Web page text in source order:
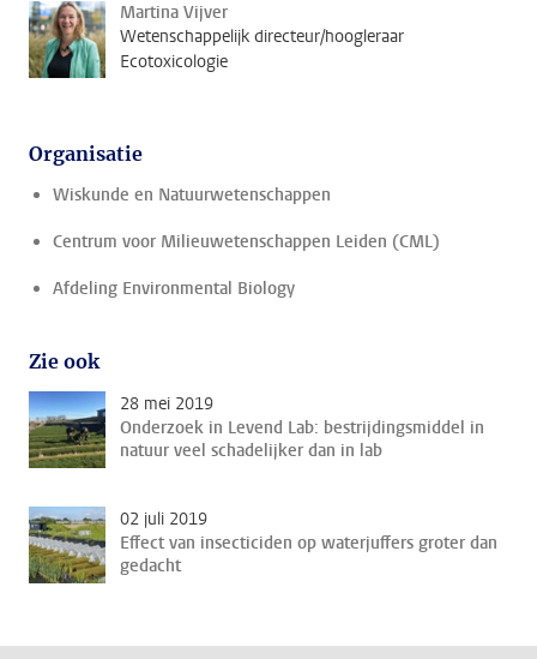
Martina Vijver
Wetenschappelijk directeur/hoogleraar
Ecotoxicologie
Organisatie
Wiskunde en Natuurwetenschappen
Centrum voor Milieuwetenschappen Leiden (CML)
Afdeling Environmental Biology
Zie ook
28 mei 2019
Onderzoek in Levend Lab: bestrijdingsmiddel in
natuur veel schadelijker dan in lab
02 juli 2019
Effect van insecticiden op waterjuffers groter dan
gedacht